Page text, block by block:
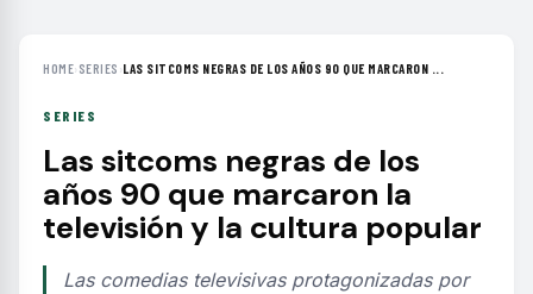
HOME› SERIES ›LAS SITCOMS NEGRAS DE LOS AÑOS 90 QUE MARCARON ...
SERIES
Las sitcoms negras de los
años 90 que marcaron la
televisión y la cultura popular
Las comedias televisivas protagonizadas por